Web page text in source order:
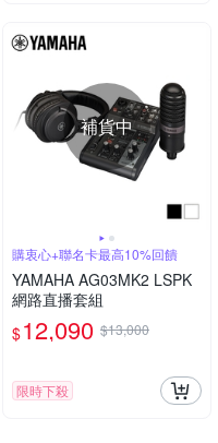
補貨中
購衷心+聯名卡最高10%回饋
YAMAHA AG03MK2 LSPK
網路直播套組
$12,090 $13,000
限時下殺